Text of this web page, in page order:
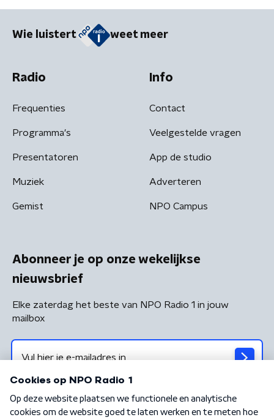
Wie luistert weet meer
Radio
Frequenties
Programma's
Presentatoren
Muziek
Gemist
Info
Contact
Veelgestelde vragen
App de studio
Adverteren
NPO Campus
Abonneer je op onze wekelijkse
nieuwsbrief
Elke zaterdag het beste van NPO Radio 1 in jouw
mailbox